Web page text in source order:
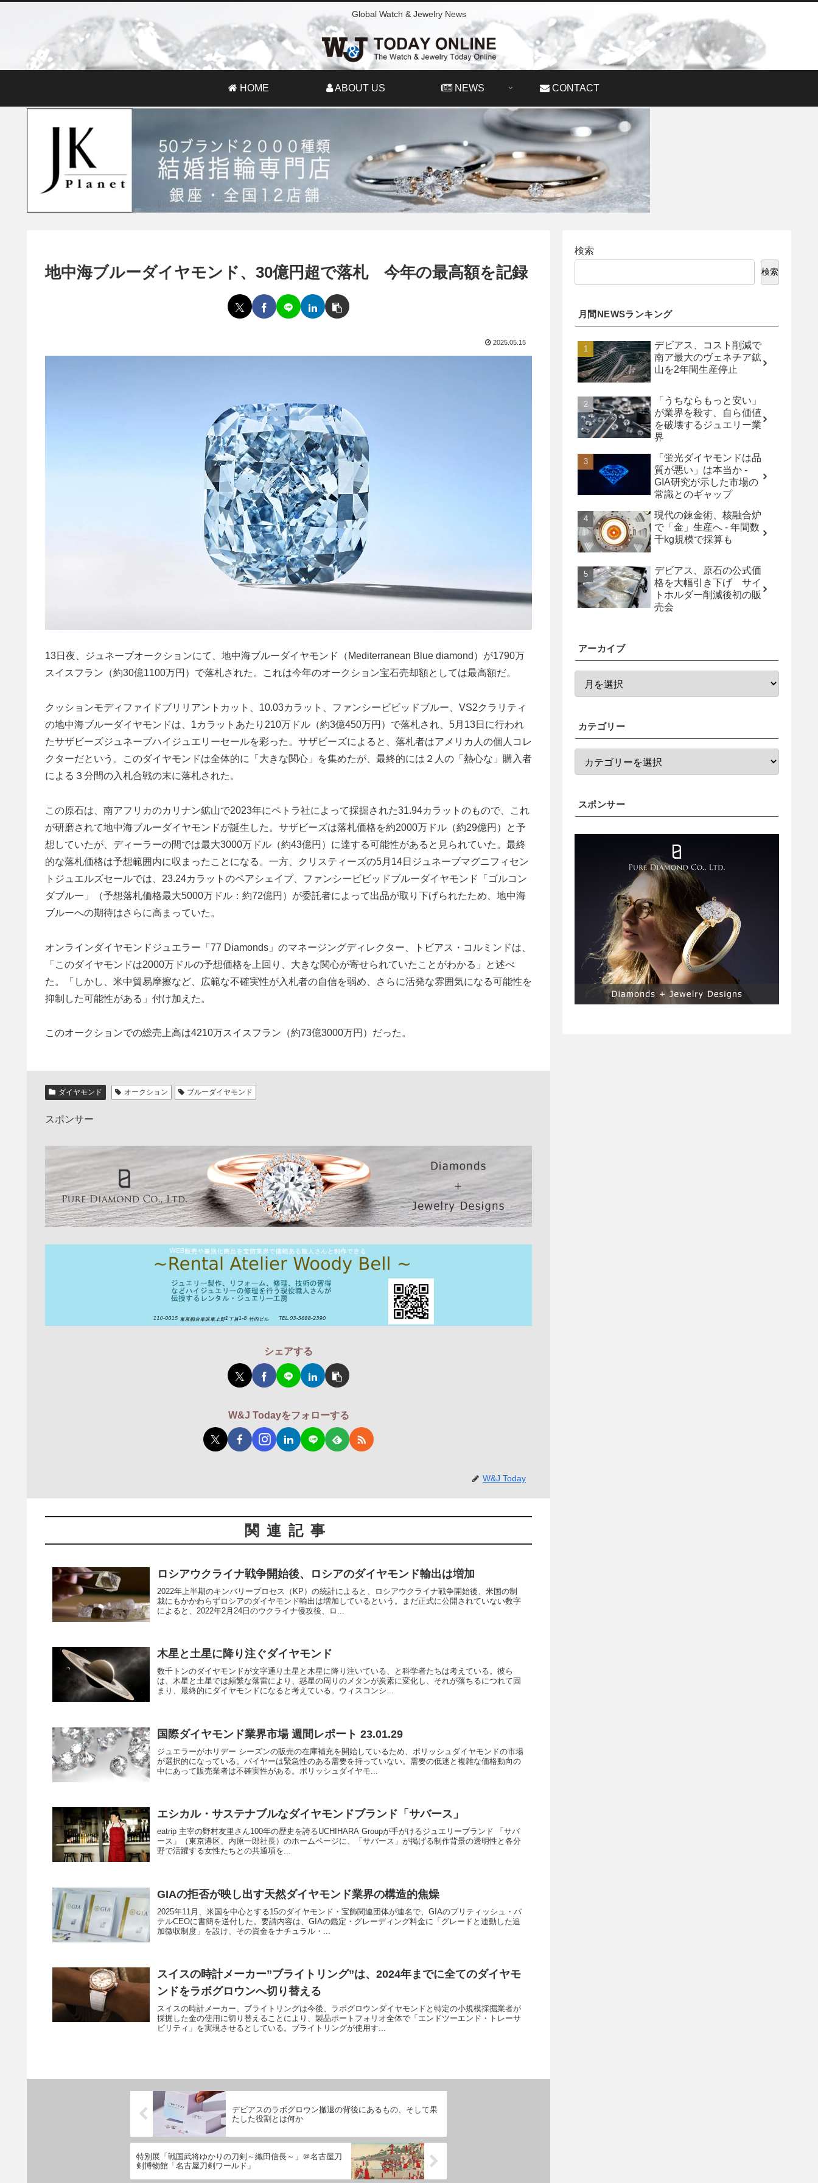
Global Watch & Jewelry News
HOME ABOUT US NEWS CONTACT
地中海ブルーダイヤモンド、30億円超で落札 今年の最高額を記録
2025.05.15
13日夜、ジュネーブオークションにて、地中海ブルーダイヤモンド（Mediterranean Blue diamond）が1790万
スイスフラン（約30億1100万円）で落札された。これは今年のオークション宝石売却額としては最高額だ。
クッションモディファイドブリリアントカット、10.03カラット、ファンシービビッドブルー、VS2クラリティ
の地中海ブルーダイヤモンドは、1カラットあたり210万ドル（約3億450万円）で落札され、5月13日に行われ
たサザビーズジュネーブハイジュエリーセールを彩った。サザビーズによると、落札者はアメリカ人の個人コレ
クターだという。このダイヤモンドは全体的に「大きな関心」を集めたが、最終的には２人の「熱心な」購入者
による３分間の入札合戦の末に落札された。
この原石は、南アフリカのカリナン鉱山で2023年にペトラ社によって採掘された31.94カラットのもので、これ
が研磨されて地中海ブルーダイヤモンドが誕生した。サザビーズは落札価格を約2000万ドル（約29億円）と予
想していたが、ディーラーの間では最大3000万ドル（約43億円）に達する可能性があると見られていた。最終
的な落札価格は予想範囲内に収まったことになる。一方、クリスティーズの5月14日ジュネーブマグニフィセン
トジュエルズセールでは、23.24カラットのペアシェイプ、ファンシービビッドブルーダイヤモンド「ゴルコン
ダブルー」（予想落札価格最大5000万ドル：約72億円）が委託者によって出品が取り下げられたため、地中海
ブルーへの期待はさらに高まっていた。
オンラインダイヤモンドジュエラー「77 Diamonds」のマネージングディレクター、トビアス・コルミンドは、
「このダイヤモンドは2000万ドルの予想価格を上回り、大きな関心が寄せられていたことがわかる」と述べ
た。「しかし、米中貿易摩擦など、広範な不確実性が入札者の自信を弱め、さらに活発な雰囲気になる可能性を
抑制した可能性がある」付け加えた。
このオークションでの総売上高は4210万スイスフラン（約73億3000万円）だった。
ダイヤモンド オークション ブルーダイヤモンド
スポンサー
シェアする
W&J Todayをフォローする
W&J Today
関連記事
ロシアウクライナ戦争開始後、ロシアのダイヤモンド輸出は増加
2022年上半期のキンバリープロセス（KP）の統計によると、ロシアウクライナ戦争開始後、米国の制
裁にもかかわらずロシアのダイヤモンド輸出は増加しているという。まだ正式に公開されていない数字
によると、2022年2月24日のウクライナ侵攻後、ロ...
木星と土星に降り注ぐダイヤモンド
数千トンのダイヤモンドが文字通り土星と木星に降り注いている、と科学者たちは考えている。彼ら
は、木星と土星では頻繁な落雷により、惑星の周りのメタンが炭素に変化し、それが落ちるにつれて固
まり、最終的にダイヤモンドになると考えている。ウィスコンシ...
国際ダイヤモンド業界市場 週間レポート 23.01.29
ジュエラーがホリデー シーズンの販売の在庫補充を開始しているため、ポリッシュダイヤモンドの市場
が選択的になっている。バイヤーは緊急性のある需要を持っていない。需要の低迷と複雑な価格動向の
中にあって販売業者は不確実性がある。ポリッシュダイヤモ...
エシカル・サステナブルなダイヤモンドブランド「サバース」
eatrip 主宰の野村友里さん100年の歴史を誇るUCHIHARA Groupが手がけるジュエリーブランド 「サバ
ース」（東京港区、内原一郎社長）のホームページに、「サバース」が掲げる制作背景の透明性と各分
野で活躍する女性たちとの共通項を...
GIAの拒否が映し出す天然ダイヤモンド業界の構造的焦燥
2025年11月、米国を中心とする15のダイヤモンド・宝飾関連団体が連名で、GIAのプリティッシュ・パ
テルCEOに書簡を送付した。要請内容は、GIAの鑑定・グレーディング料金に「グレードと連動した追
加徴収制度」を設け、その資金をナチュラル・...
スイスの時計メーカー”ブライトリング”は、2024年までに全てのダイヤモ
ンドをラボグロウンへ切り替える
スイスの時計メーカー、ブライトリングは今後、ラボグロウンダイヤモンドと特定の小規模採掘業者が
採掘した金の使用に切り替えることにより、製品ポートフォリオ全体で「エンドツーエンド・トレーサ
ビリティ」を実現させるとしている。ブライトリングが使用す...
デビアスのラボグロウン撤退の背後にあるもの、そして果
たした役割とは何か
特別展「戦国武将ゆかりの刀剣～織田信長～」＠名古屋刀
剣博物館「名古屋刀剣ワールド」
検索
検索
月間NEWSランキング
デビアス、コスト削減で
南ア最大のヴェネチア鉱
山を2年間生産停止
「うちならもっと安い」
が業界を殺す、自ら価値
を破壊するジュエリー業
界
「蛍光ダイヤモンドは品
質が悪い」は本当か -
GIA研究が示した市場の
常識とのギャップ
現代の錬金術、核融合炉
で「金」生産へ - 年間数
千kg規模で採算も
デビアス、原石の公式価
格を大幅引き下げ サイ
トホルダー削減後初の販
売会
アーカイブ
カテゴリー
スポンサー